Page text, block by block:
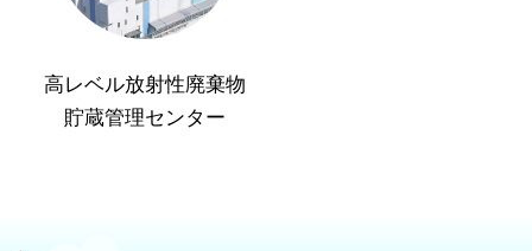
高レベル放射性廃棄物
貯蔵管理センター